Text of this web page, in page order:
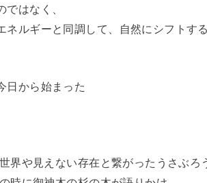
はなく、
ネルギーと同調して、自然にシフトす
日から始まった
界や見えない存在と繋がったうさぶろ